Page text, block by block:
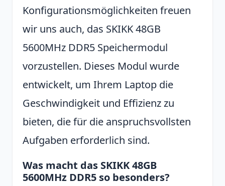
Konfigurationsmöglichkeiten freuen
wir uns auch, das SKIKK 48GB
5600MHz DDR5 Speichermodul
vorzustellen. Dieses Modul wurde
entwickelt, um Ihrem Laptop die
Geschwindigkeit und Effizienz zu
bieten, die für die anspruchsvollsten
Aufgaben erforderlich sind.
Was macht das SKIKK 48GB
5600MHz DDR5 so besonders?